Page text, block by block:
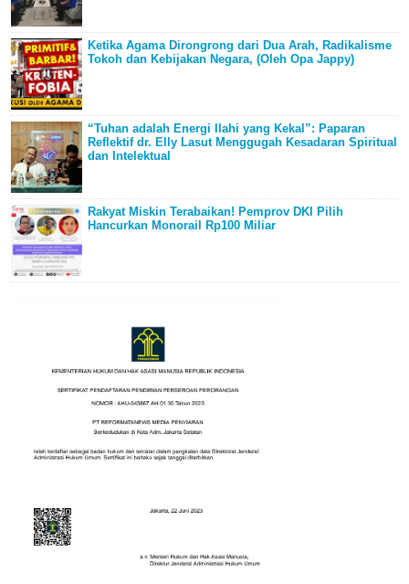
Ketika Agama Dirongrong dari Dua Arah, Radikalisme
Tokoh dan Kebijakan Negara, (Oleh Opa Jappy)
“Tuhan adalah Energi Ilahi yang Kekal”: Paparan
Reflektif dr. Elly Lasut Menggugah Kesadaran Spiritual
dan Intelektual
Rakyat Miskin Terabaikan! Pemprov DKI Pilih
Hancurkan Monorail Rp100 Miliar